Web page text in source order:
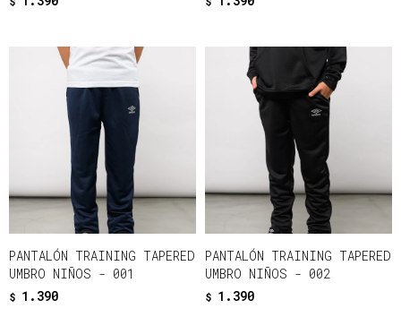
PANTALÓN TRAINING TAPERED
UMBRO NIÑOS - 001
$ 1.390
PANTALÓN TRAINING TAPERED
UMBRO NIÑOS - 002
$ 1.390